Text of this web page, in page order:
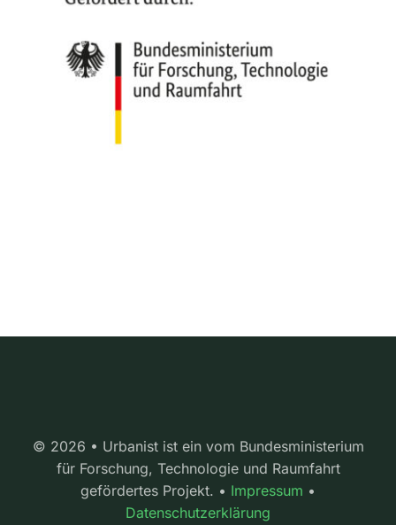
© 2026 • Urbanist ist ein vom Bundesministerium
für Forschung, Technologie und Raumfahrt
gefördertes Projekt. • Impressum •
Datenschutzerklärung